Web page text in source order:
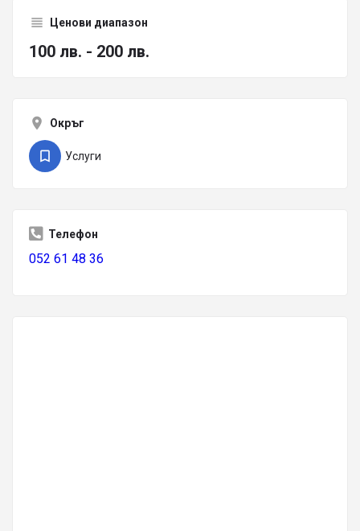
Ценови диапазон
100 лв. - 200 лв.
Окръг
Услуги
Телефон
052 61 48 36